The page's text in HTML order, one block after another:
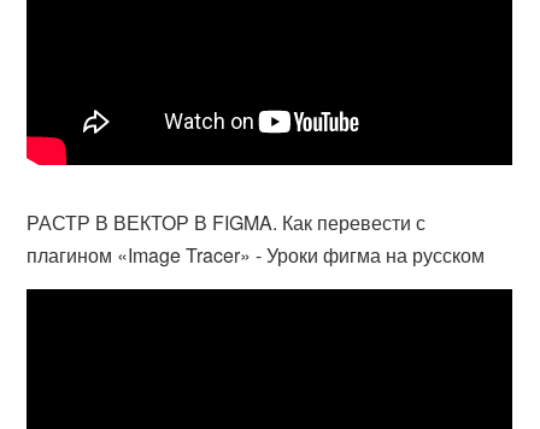
РАСТР В ВЕКТОР В FIGMA. Как перевести с
плагином «Image Tracer» - Уроки фигма на русском